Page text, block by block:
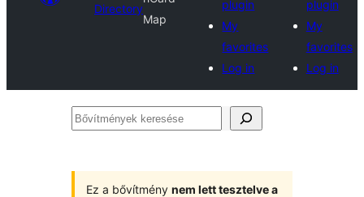
Directory
Map
plugin
My
favorites
Log in
plugin
My
favorites
Log in
Bővítmények
Ez a bővítmény nem lett tesztelve a